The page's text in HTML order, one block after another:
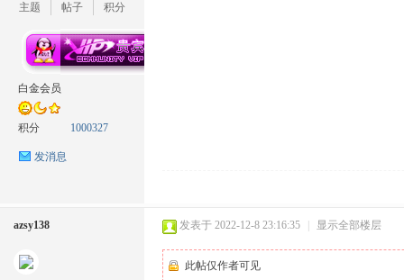
主题
帖子
积分
白金会员
积分 1000327
发消息
azsy138 发表于 2022-12-8 23:16:35 显示全部楼层
此帖仅作者可见